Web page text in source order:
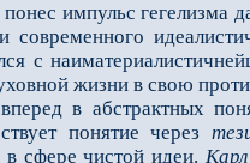
импульс гегелизма
современного
с
жизни в свою
в абстрактных
понятие через
в сфере чистой идеи. Карл